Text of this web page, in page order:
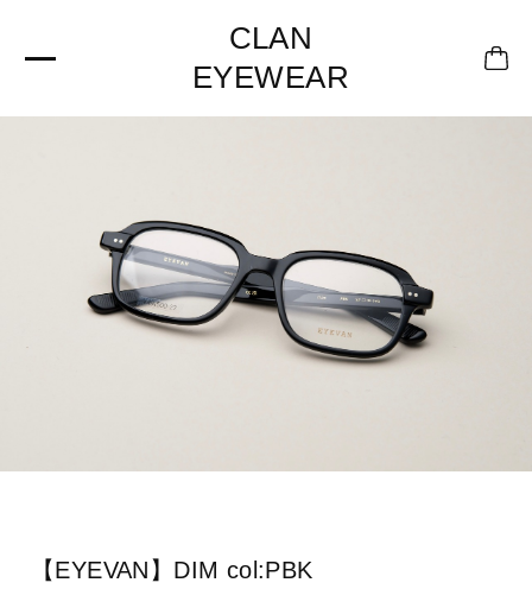
CLAN
EYEWEAR
【EYEVAN】DIM col:PBK